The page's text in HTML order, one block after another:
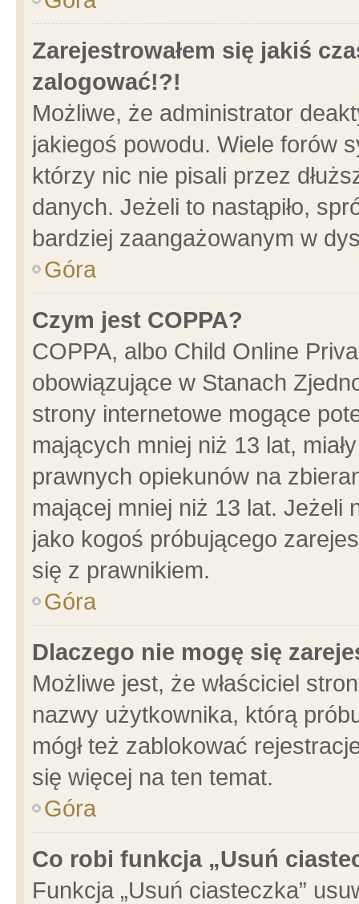
Zarejestrowałem się jakiś
zalogować!?!
Możliwe, że administrator
jakiegoś powodu. Wiele forów
którzy nic nie pisali przez
danych. Jeżeli to nastąpiło,
bardziej zaangażowanym w
Góra
Czym jest COPPA?
COPPA, albo Child Online
obowiązujące w Stanach
strony internetowe mogące
mających mniej niż 13 lat,
prawnych opiekunów na
mającej mniej niż 13 lat. Jeżeli
jako kogoś próbującego
się z prawnikiem.
Góra
Dlaczego nie mogę się
Możliwe jest, że właściciel
nazwy użytkownika, którą
mógł też zablokować
się więcej na ten temat.
Góra
Co robi funkcja „Usuń
Funkcja „Usuń ciasteczka”